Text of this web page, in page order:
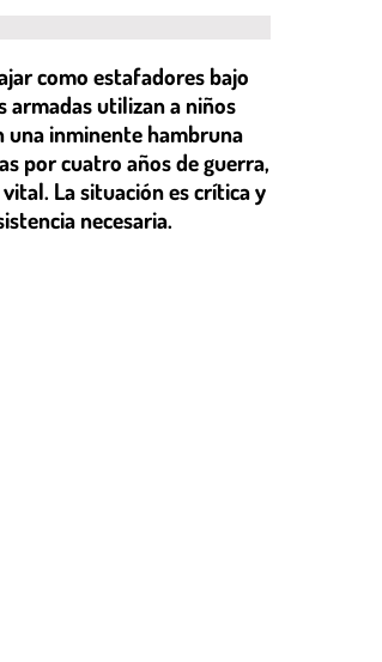
como estafadores bajo
armadas utilizan a niños
una inminente hambruna
por cuatro años de guerra,
La situación es crítica y
necesaria.